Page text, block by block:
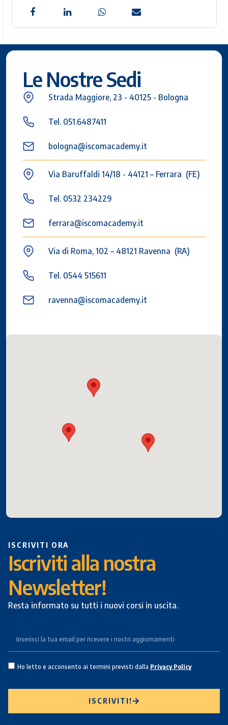
Le Nostre Sedi
Strada Maggiore, 23 - 40125 - Bologna
Tel. 051.6487411
bologna@iscomacademy.it
Via Baruffaldi 14/18 - 44121 – Ferrara (FE)
Tel. 0532 234229
ferrara@iscomacademy.it
Via di Roma, 102 – 48121 Ravenna (RA)
Tel. 0544 515611
ravenna@iscomacademy.it
ISCRIVITI ORA
Iscriviti alla nostra
Newsletter!
Resta informato su tutti i nuovi corsi in uscita.
Ho letto e acconsento ai termini previsti dalla Privacy Policy
ISCRIVITI!